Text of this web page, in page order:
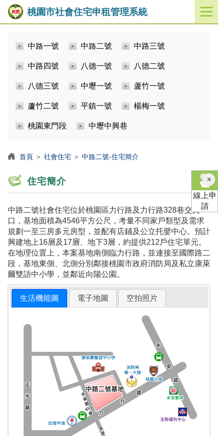
桃園市社會住宅申租管理系統
開
啟
中路一號 中路二號 中路三號
中路四號 八德一號 八德二號
八德三號 中壢一號 蘆竹一號
蘆竹二號 平鎮一號 楊梅一號
桃園東門段 中壢中興巷
首頁 ＞ 社會住宅 ＞ 中路二號-住宅簡介
住宅簡介
中路二號社會住宅位於桃園區力行路及力行路328巷交叉
口，基地面積為4546平方公尺，考量不同家戶類型及需求
規劃一至三房多元房型，並配有店鋪及公立托嬰中心。預計
興建地上16層及17層、地下3層，約提供212戶住宅單元。
在地理位置上，本案基地南側臨力行路，並連接至國際路二
段，基地東側、北側分別鄰接桃園市政府消防局及私立康萊
爾雙語中小學，並鄰近向陽公園。
生活機能圖 電子地圖 空拍照片
×關
閉
線上申
請